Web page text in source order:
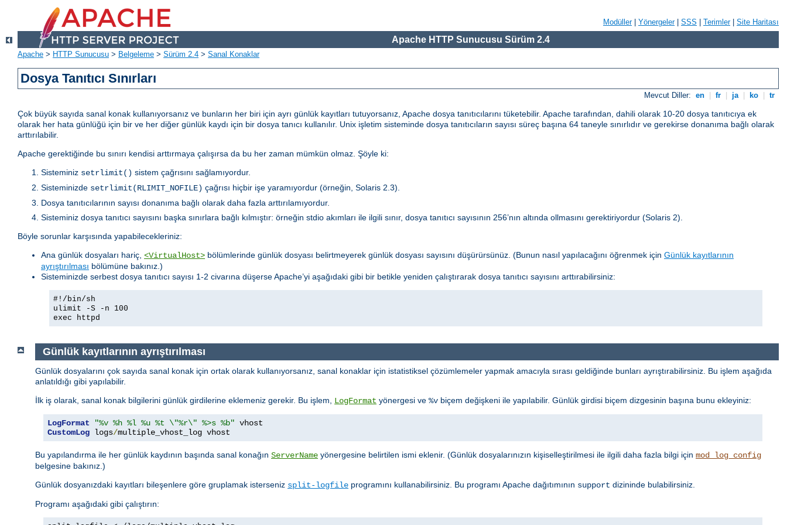
Modüller| Yönergeler| SSS Terimler| Site Haritası
Apache HTTP Sunucusu Sürüm 2.4
Apache > HTTP Sunucusu > Belgeleme > Sürüm 2.4 > Sanal Konaklar
Dosya Tanıtıcı Sınırları
Mevcut Diller: en fr ja ko tr
Çok büyük sayıda sanal konak kullanıyorsanız ve bunların her biri için ayrı günlük kayıtları tutuyorsanız, Apache dosya tanıtıcılarını tüketebilir. Apache tarafından, dahili olarak 10-20 dosya tanıtıcıya ek
olarak her hata günlüğü için bir ve her diğer günlük kaydı için bir dosya tanıcı kullanılır. Unix işletim sisteminde dosya tanıtıcıların sayısı süreç başına 64 taneyle sınırlıdır ve gerekirse donanıma bağlı olarak
arttırılabilir.
Apache gerektiğinde bu sınırı kendisi arttırmaya çalışırsa da bu her zaman mümkün olmaz. Şöyle ki:
Sisteminiz setrlimit() sistem çağrısını sağlamıyordur.
Sisteminizde setrlimit(RLIMIT_NOFILE) çağrısı hiçbir işe yaramıyordur (örneğin, Solaris 2.3).
Dosya tanıtıcılarının sayısı donanıma bağlı olarak daha fazla arttırılamıyordur.
Sisteminiz dosya tanıtıcı sayısını başka sınırlara bağlı kılmıştır: örneğin stdio akımları ile ilgili sınır, dosya tanıtıcı sayısının 256’nın altında ollmasını gerektiriyordur (Solaris 2).
Böyle sorunlar karşısında yapabilecekleriniz:
Ana günlük dosyaları hariç, <VirtualHost> bölümlerinde günlük dosyası belirtmeyerek günlük dosyası sayısını düşürürsünüz. (Bunun nasıl yapılacağını öğrenmek için Günlük kayıtlarının
ayrıştırılması bölümüne bakınız.)
Sisteminizde serbest dosya tanıtıcı sayısı 1-2 civarına düşerse Apache’yi aşağıdaki gibi bir betikle yeniden çalıştırarak dosya tanıtıcı sayısını arttırabilirsiniz:
#!/bin/sh
ulimit -S -n 100
exec httpd
Günlük kayıtlarının ayrıştırılması
Günlük dosyalarını çok sayıda sanal konak için ortak olarak kullanıyorsanız, sanal konaklar için istatistiksel çözümlemeler yapmak amacıyla sırası geldiğinde bunları ayrıştırabilirsiniz. Bu işlem aşağıda
anlatıldığı gibi yapılabilir.
İlk iş olarak, sanal konak bilgilerini günlük girdilerine eklemeniz gerekir. Bu işlem, LogFormat yönergesi ve %v biçem değişkeni ile yapılabilir. Günlük girdisi biçem dizgesinin başına bunu ekleyiniz:
LogFormat "%v %h %l %u %t \"%r\" %>s %b"
CustomLog logs/multiple_vhost_log vhost
Bu yapılandırma ile her günlük kaydının başında sanal konağın ServerName yönergesine belirtilen ismi eklenir. (Günlük dosyalarınızın kişiselleştirilmesi ile ilgili daha fazla bilgi için mod_log_config
belgesine bakınız.)
Günlük dosyanızdaki kayıtları bileşenlere göre gruplamak isterseniz split-logfile programını kullanabilirsiniz. Bu programı Apache dağıtımının support dizininde bulabilirsiniz.
Programı aşağıdaki gibi çalıştırın: